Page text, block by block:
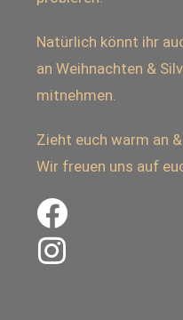
Natürlich könnt ihr
an Weihnachten &
mitnehmen.
Zieht euch warm an
Wir freuen uns auf